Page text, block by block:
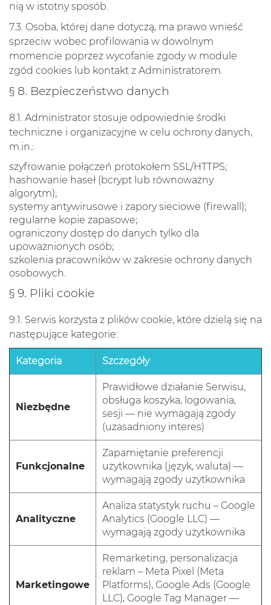
nią w istotny sposób.
7.3. Osoba, której dane dotyczą, ma prawo wnieść
sprzeciw wobec profilowania w dowolnym
momencie poprzez wycofanie zgody w module
zgód cookies lub kontakt z Administratorem.
§ 8. Bezpieczeństwo danych
8.1. Administrator stosuje odpowiednie środki
techniczne i organizacyjne w celu ochrony danych,
m.in.:
szyfrowanie połączeń protokołem SSL/HTTPS;
hashowanie haseł (bcrypt lub równoważny
algorytm);
systemy antywirusowe i zapory sieciowe (firewall);
regularne kopie zapasowe;
ograniczony dostęp do danych tylko dla
upoważnionych osób;
szkolenia pracowników w zakresie ochrony danych
osobowych.
§ 9. Pliki cookie
9.1. Serwis korzysta z plików cookie, które dzielą się na
następujące kategorie:
Kategoria Szczegóły
Niezbędne
Prawidłowe działanie Serwisu,
obsługa koszyka, logowania,
sesji — nie wymagają zgody
(uzasadniony interes)
Funkcjonalne
Zapamiętanie preferencji
użytkownika (język, waluta) —
wymagają zgody użytkownika
Analityczne
Analiza statystyk ruchu – Google
Analytics (Google LLC) —
wymagają zgody użytkownika
Marketingowe
Remarketing, personalizacja
reklam – Meta Pixel (Meta
Platforms), Google Ads (Google
LLC), Google Tag Manager —